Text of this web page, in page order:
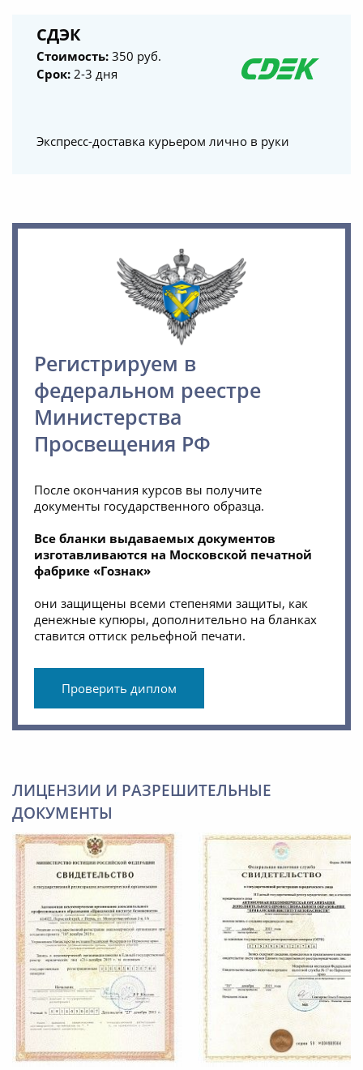
СДЭК
Стоимость: 350 руб.
Срок: 2-3 дня
Экспресс-доставка курьером лично в руки
Регистрируем в
федеральном реестре
Министерства
Просвещения РФ
После окончания курсов вы получите
документы государственного образца.
Все бланки выдаваемых документов
изготавливаются на Московской печатной
фабрике «Гознак»
они защищены всеми степенями защиты, как
денежные купюры, дополнительно на бланках
ставится оттиск рельефной печати.
Проверить диплом
ЛИЦЕНЗИИ И РАЗРЕШИТЕЛЬНЫЕ
ДОКУМЕНТЫ